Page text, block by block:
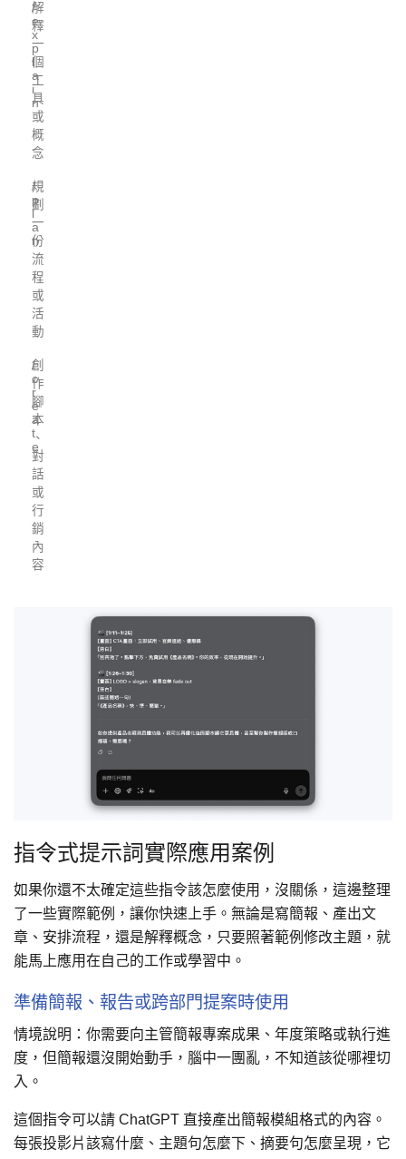
解
釋
一
個
工
具
或
概
念
/
e
x
p
l
a
i
n
規
劃
一
份
流
程
或
活
動
/
p
l
a
n
創
作
腳
本
、
對
話
或
行
銷
內
容
/
c
r
e
a
t
e
指令式提示詞實際應用案例
如果你還不太確定這些指令該怎麼使用，沒關係，這邊整理
了一些實際範例，讓你快速上手。無論是寫簡報、產出文
章、安排流程，還是解釋概念，只要照著範例修改主題，就
能馬上應用在自己的工作或學習中。
準備簡報、報告或跨部門提案時使用
情境說明：你需要向主管簡報專案成果、年度策略或執行進
度，但簡報還沒開始動手，腦中一團亂，不知道該從哪裡切
入。
這個指令可以請 ChatGPT 直接產出簡報模組格式的內容。
每張投影片該寫什麼、主題句怎麼下、摘要句怎麼呈現，它